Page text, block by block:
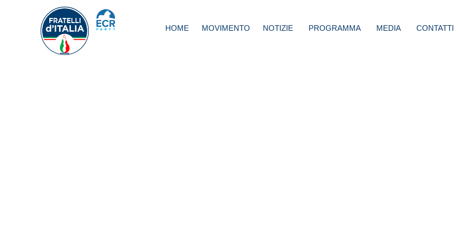
HOME MOVIMENTO NOTIZIE PROGRAMMA MEDIA CONTATTI